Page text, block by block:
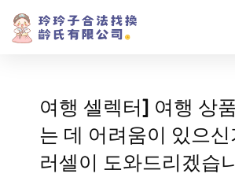
여행 셀렉터] 여행 상
는 데 어려움이 있으신
러셀이 도와드리겠습